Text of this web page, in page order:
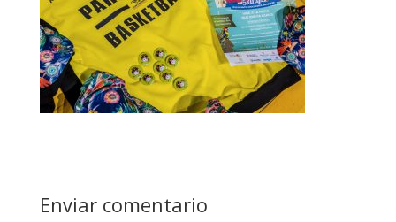
Enviar comentario